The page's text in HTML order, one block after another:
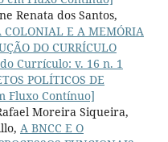
Renata dos Santos,
COLONIAL E A MEMÓRIA
DO CURRÍCULO
Currículo: v. 16 n. 1
POLÍTICOS DE
Fluxo Contínuo]
Moreira Siqueira,
A BNCC E O